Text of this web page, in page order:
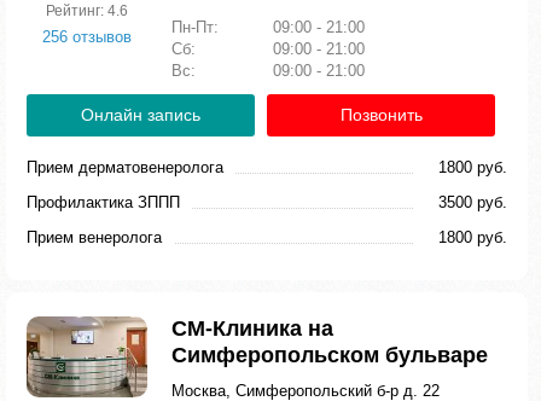
Рейтинг: 4.6
256 отзывов
Пн-Пт:
09:00 - 21:00
Сб:
09:00 - 21:00
Вс:
09:00 - 21:00
Онлайн запись Позвонить
Прием дерматовенеролога
1800 руб.
Профилактика ЗППП
3500 руб.
Прием венеролога
1800 руб.
СМ-Клиника на
Симферопольском бульваре
Москва, Симферопольский б-р д. 22